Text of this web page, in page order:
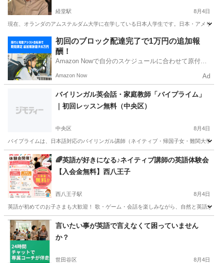
経堂駅 8月4日
現在、オランダのアムステルダム大学に在学している日本人学生です。日本・アメリ
経堂駅 英会話 バイリンガル
初回のブロック配達完了で1万円の追加報
酬！
Amazon Nowで自分のスケジュールに合わせて原付や
う！
Amazon Now Ad
バイリンガル英会話・家庭教師「バイプライム」
｜初回レッスン無料（中央区）
中央区 8月4日
バイプライムは、日本語対応のバイリンガル講師（ネイティブ・帰国子女・難関大学
東京 中央区 英会話 バイリンガル
🌈英語が好きになる♪ネイティブ講師の英語体験会
【入会金無料】西八王子
西八王子駅 8月4日
英語が初めてのお子さまも大歓迎！ 歌・ゲーム・会話を楽しみながら、自然と英語
東京 八王子市 西八王子駅 英語 ネイティブ
言いたい事が英語で言えなくて困っていません
か？
世田谷区 8月4日